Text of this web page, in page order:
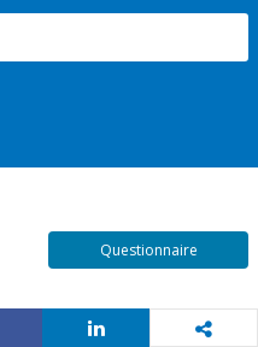
Questionnaire